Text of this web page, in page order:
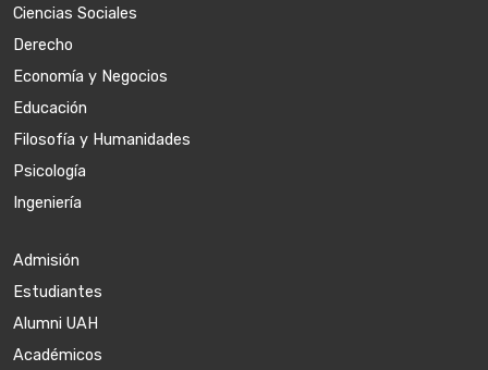
Ciencias Sociales
Derecho
Economía y Negocios
Educación
Filosofía y Humanidades
Psicología
Ingeniería
Admisión
Estudiantes
Alumni UAH
Académicos